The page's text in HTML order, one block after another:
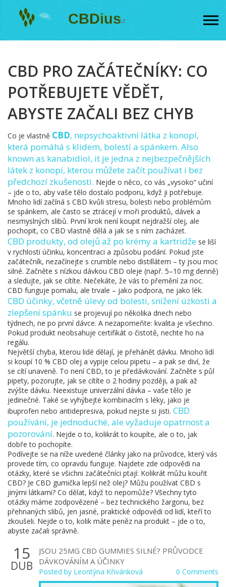
CBD PRO ZAČÁTEČNÍKY: CO
POTŘEBUJETE VĚDĚT,
ABYSTE ZAČALI BEZ CHYB
Co je vlastně CBD, nepsychoaktivní látka z konopí,
která pomáhá s klidem, bolestí a spánkem. Also
known as kanabidiol, it je jedna z nejbezpečnějších
látek z konopí, kterou můžete začít používat i bez
předchozí zkušenosti. Nejde o něco, co vás „vysoko“ učiní
– jde o to, aby vaše tělo dostalo podporu, když ji potřebuje.
Mnoho lidí začíná s CBD kvůli stresu, bolesti nebo problémům
se spánkem, ale často se ztrácejí v moři produktů, dávek a
nesmyslných slibů. První krok není koupit nejdražší olej, ale
pochopit, co CBD vlastně dělá a jak se s ním zacházet.
CBD produkty, od olejů až po krémy a kartridže se liší
v rychlosti účinku, koncentraci a způsobu podání. Pokud jste
začátečník, nezačínejte s crumble nebo distillátem – ty jsou moc
silné. Začněte s nízkou dávkou CBD oleje (např. 5–10 mg denně)
a sledujte, jak se cítíte. Nečekáte, že vás to přemění za noc.
CBD funguje pomalu, ale trvale – jako podpora, ne jako lék.
CBD účinky, včetně úlevy od bolesti, snížení úzkosti a
zlepšení spánku se projevují po několika dnech nebo
týdnech, ne po první dávce. A nezapomeňte: kvalita je všechno.
Pokud produkt neobsahuje certifikát o čistotě, nechte ho na
regálu.
Největší chyba, kterou lidé dělají, je přehánět dávku. Mnoho lidí
si koupí 10 % CBD olej a vypije celou pipetu – a pak se diví, že
se cítí unaveně. To není CBD, to je předávkování. Začněte s půl
pipety, pozorujte, jak se cítíte o 2 hodiny později, a pak až
zvýšte dávku. Neexistuje univerzální dávka – vaše tělo je
jedinečné. Také se vyhýbejte kombinacím s léky, jako je
ibuprofen nebo antidepresiva, pokud nejste si jisti. CBD
používání, je jednoduché, ale vyžaduje opatrnost a
pozorování. Nejde o to, kolikrát to koupíte, ale o to, jak
dobře to pochopíte.
Podívejte se na níže uvedené články jako na průvodce, který vás
provede tím, co opravdu funguje. Najdete zde odpovědi na
otázky, které se všichni začátečníci ptají: Kolikrát můžu kouřit
CBD? Je CBD gumička lepší než olej? Můžu používat CBD s
jinými látkami? Co dělat, když to nepomůže? Všechny tyto
otázky máme zodpovězené – bez technického žargonu, bez
přehnaných slibů, jen jasné, praktické odpovědi od lidí, kteří to
zkoušeli. Nejde o to, kolik máte peněz na produkt – jde o to,
abyste začali správně.
15
DUB
JSOU 25MG CBD GUMMIES SILNÉ? PRŮVODCE
DÁVKOVÁNÍM A ÚČINKY
Posted by Leontýna Křivánková 0 Comments